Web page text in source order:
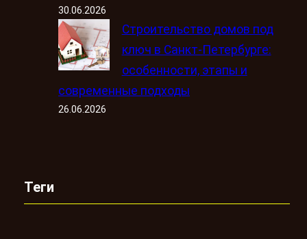
30.06.2026
Строительство домов под
ключ в Санкт-Петербурге:
особенности, этапы и
современные подходы
26.06.2026
Теги